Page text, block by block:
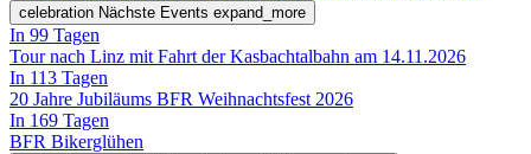
celebration Nächste Events expand_more
In 99 Tagen
Tour nach Linz mit Fahrt der Kasbachtalbahn am 14.11.2026
In 113 Tagen
20 Jahre Jubiläums BFR Weihnachtsfest 2026
In 169 Tagen
BFR Bikerglühen